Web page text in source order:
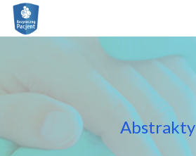
Abstrakty